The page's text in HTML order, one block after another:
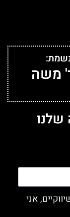
משה
אני